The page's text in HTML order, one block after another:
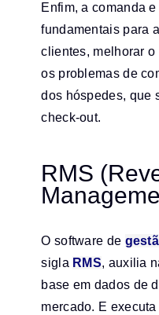
Enfim, a comanda
fundamentais para
clientes, melhorar
os problemas de
dos hóspedes, que
check-out.
RMS
O software de
sigla RMS, auxilia
base em dados de
mercado. E